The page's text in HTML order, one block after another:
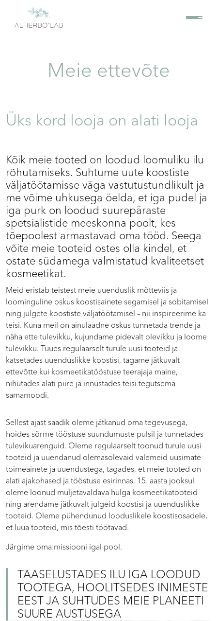
Meie ettevõte
Üks kord looja on alati looja
Kõik meie tooted on loodud loomuliku ilu
rõhutamiseks. Suhtume uute koostiste
väljatöötamisse väga vastutustundlikult ja
me võime uhkusega öelda, et iga pudel ja
iga purk on loodud suurepäraste
spetsialistide meeskonna poolt, kes
tõepoolest armastavad oma tööd. Seega
võite meie tooteid ostes olla kindel, et
ostate südamega valmistatud kvaliteetset
kosmeetikat.
Meid eristab teistest meie uuenduslik mõtteviis ja
loominguline oskus koostisainete segamisel ja sobitamisel
ning julgete koostiste väljatöötamisel – nii inspireerime ka
teisi. Kuna meil on ainulaadne oskus tunnetada trende ja
näha ette tulevikku, kujundame pidevalt olevikku ja loome
tulevikku. Tuues regulaarselt turule uusi tooteid ja
katsetades uuenduslikke koostisi, tagame jätkuvalt
ettevõtte kui kosmeetikatööstuse teerajaja maine,
nihutades alati piire ja innustades teisi tegutsema
samamoodi.
Sellest ajast saadik oleme jätkanud oma tegevusega,
hoides sõrme tööstuse suundumuste pulsil ja tunnetades
tulevikuarenguid. Oleme regulaarselt toonud turule uusi
tooteid ja uuendanud olemasolevaid valemeid uusimate
toimeainete ja uuendustega, tagades, et meie tooted on
alati ajakohased ja tööstuse esirinnas. 15. aasta jooksul
oleme loonud muljetavaldava hulga kosmeetikatooteid
ning arendame jätkuvalt julgeid koostisi ja uuenduslikke
tooteid. Oleme pühendunud looduslikele koostisosadele,
et luua tooteid, mis tõesti töötavad.
Järgime oma missiooni igal pool.
TAASELUSTADES ILU IGA LOODUD
TOOTEGA, HOOLITSEDES INIMESTE
EEST JA SUHTUDES MEIE PLANEETI
SUURE AUSTUSEGA